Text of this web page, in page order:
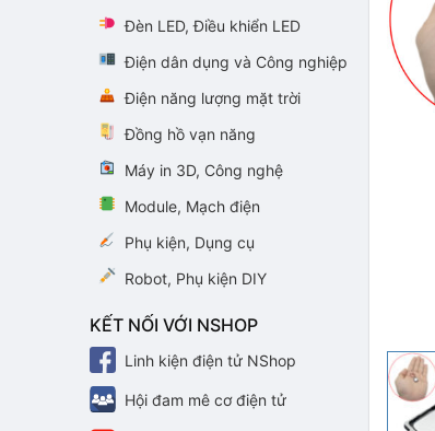
Đèn LED, Điều khiển LED
Điện dân dụng và Công nghiệp
Điện năng lượng mặt trời
Đồng hồ vạn năng
Máy in 3D, Công nghệ
Module, Mạch điện
Phụ kiện, Dụng cụ
Robot, Phụ kiện DIY
KẾT NỐI VỚI NSHOP
Linh kiện điện tử NShop
Hội đam mê cơ điện tử